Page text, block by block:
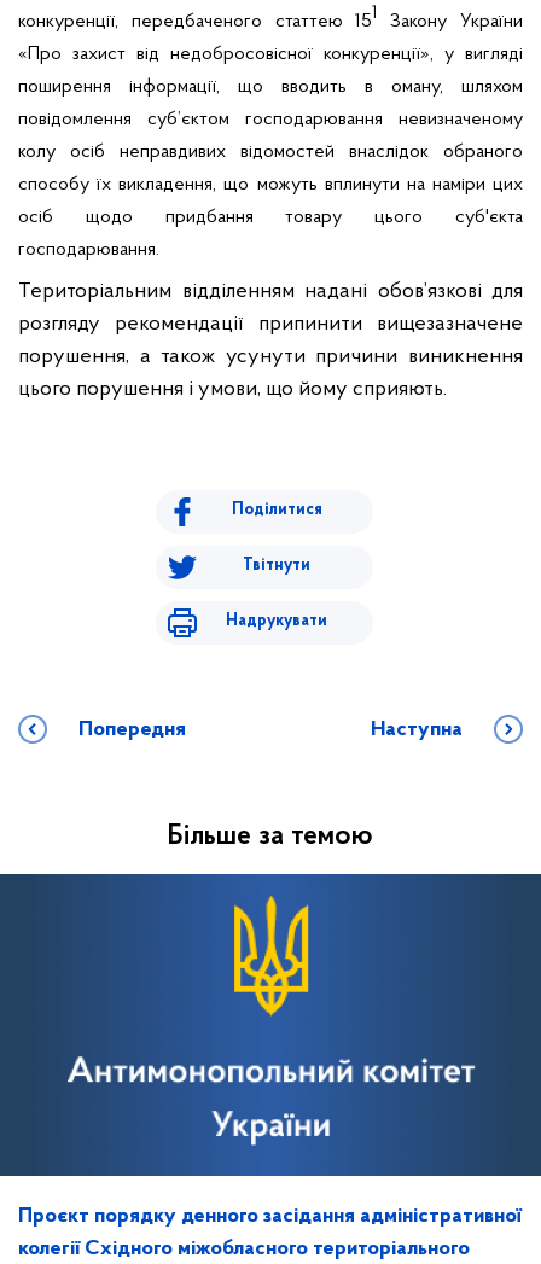
конкуренції, передбаченого статтею 15
Закону України
«Про захист від недобросовісної конкуренції», у вигляді
поширення інформації, що вводить в оману, шляхом
повідомлення суб’єктом господарювання невизначеному
колу осіб неправдивих відомостей внаслідок обраного
способу їх викладення, що можуть вплинути на наміри цих
осіб щодо придбання товару цього суб'єкта
господарювання.
Територіальним відділенням надані обов’язкові для
розгляду рекомендації припинити вищезазначене
порушення, а також усунути причини виникнення
цього порушення і умови, що йому сприяють.
Поділитися
Твітнути
Надрукувати
Попередня Наступна
Більше за темою
Проєкт порядку денного засідання адміністративної
колегії Східного міжобласного територіального